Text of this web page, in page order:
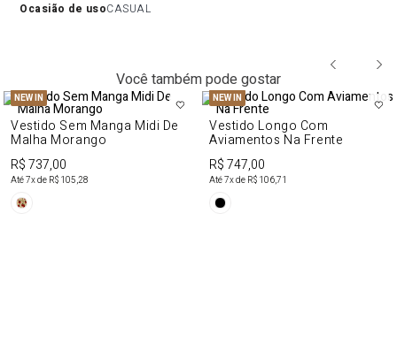
ocasião de usoCASUAL
Você também pode gostar
NEW IN
Vestido Sem Manga Midi De
Malha Morango
R$ 737,00
Até7x de R$ 105,28
NEW IN
Vestido Longo Com
Aviamentos Na Frente
R$ 747,00
Até7x de R$ 106,71